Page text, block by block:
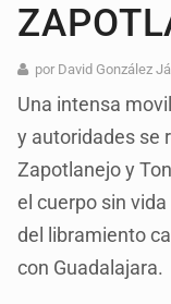
por David González
Una intensa
y autoridades se
Zapotlanejo y
el cuerpo sin
del libramiento
con Guadalajara.